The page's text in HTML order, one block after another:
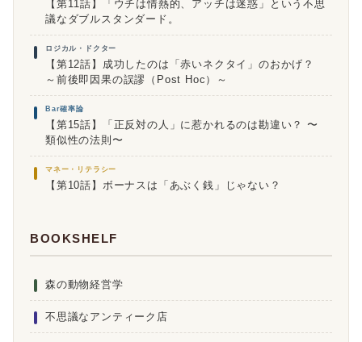
【第11話】「ウチは情熱的、アッチは迷惑」という不思
議なダブルスタンダード。
ロジカル・ドクター
【第12話】成功したのは「赤いネクタイ」のおかげ？
～前後即因果の誤謬（Post Hoc）～
Bar確率論
【第15話】「正反対の人」に惹かれるのは勘違い？ 〜
類似性の法則〜
マネー・リテラシー
【第10話】ボーナスは「あぶく銭」じゃない？
BOOKSHELF
森の動物経営学
不思議なアンティーク店